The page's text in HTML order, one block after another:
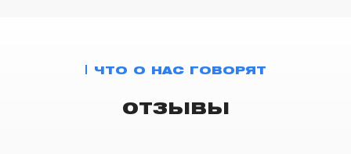
ЧТО О НАС ГОВОРЯТ
ОТЗЫВЫ